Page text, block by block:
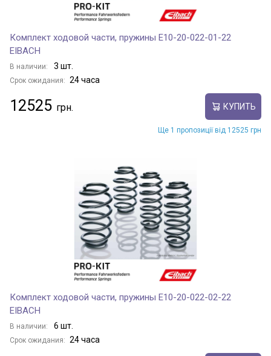
Комплект ходовой части, пружины E10-20-022-01-22
EIBACH
В наличии: 3 шт.
Срок ожидания: 24 часа
12525 КУПИТЬ
Ще 1 пропозиції від 12525 грн
Комплект ходовой части, пружины E10-20-022-02-22
EIBACH
В наличии: 6 шт.
Срок ожидания: 24 часа